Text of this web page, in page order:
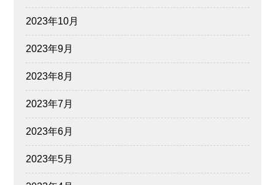
2023年10月
2023年9月
2023年8月
2023年7月
2023年6月
2023年5月